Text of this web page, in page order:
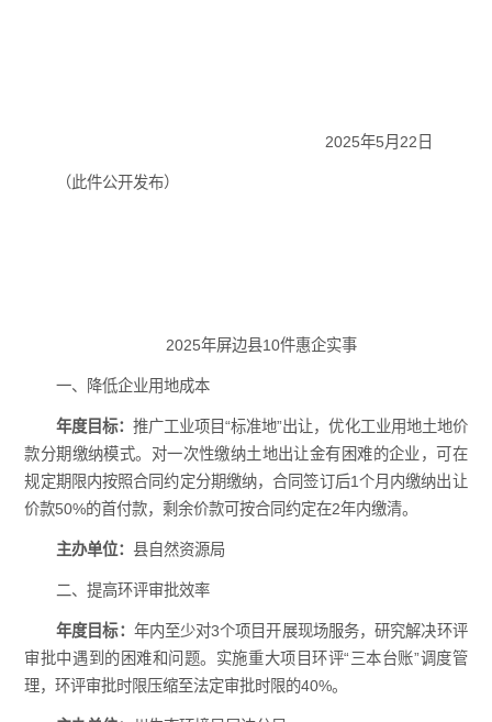
2025年5月22日
（此件公开发布）
2025年屏边县10件惠企实事
一、降低企业用地成本
年度目标：推广工业项目“标准地”出让，优化工业用地土地价
款分期缴纳模式。对一次性缴纳土地出让金有困难的企业，可在
规定期限内按照合同约定分期缴纳，合同签订后1个月内缴纳出让
价款50%的首付款，剩余价款可按合同约定在2年内缴清。
主办单位：县自然资源局
二、提高环评审批效率
年度目标： 年内至少对3个项目开展现场服务，研究解决环评
审批中遇到的困难和问题。实施重大项目环评“三本台账”调度管
理，环评审批时限压缩至法定审批时限的40%。